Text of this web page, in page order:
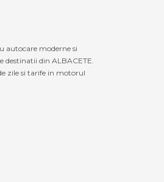
autocare moderne si
din ALBACETE.
zile si tarife in motorul